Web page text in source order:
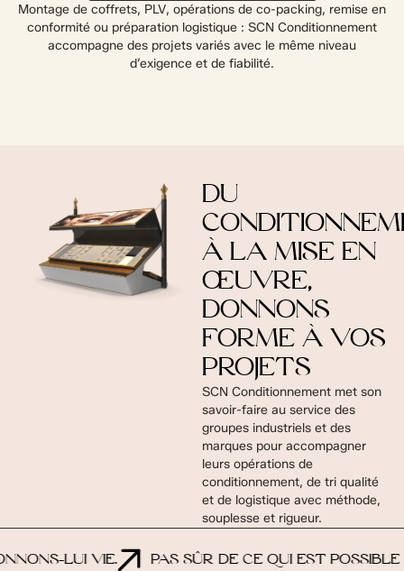
Montage de coffrets, PLV, opérations de co-packing, remise en
conformité ou préparation logistique : SCN Conditionnement
accompagne des projets variés avec le même niveau
d’exigence et de fiabilité.
DU
À LA MISE EN
ŒUVRE,
DONNONS
FORME À VOS
PROJETS
SCN Conditionnement met son
savoir-faire au service des
groupes industriels et des
marques pour accompagner
leurs opérations de
conditionnement, de tri qualité
et de logistique avec méthode,
souplesse et rigueur.
LUI VIE. PAS SÛR DE CE QUI EST POSSIBLE ?